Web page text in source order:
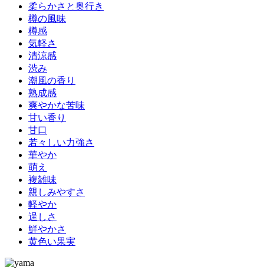
柔らかさと奥行き
樽の風味
樽感
気軽さ
清涼感
渋み
潮風の香り
熟成感
爽やかな苦味
甘い香り
甘口
若々しい力強さ
華やか
萌え
複雑味
親しみやすさ
軽やか
逞しさ
鮮やかさ
黄色い果実